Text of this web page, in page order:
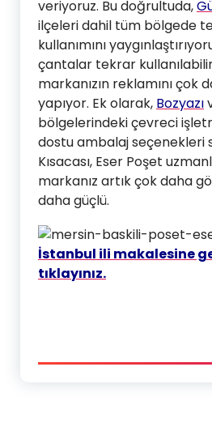
veriyoruz. Bu doğrultuda,
ilçeleri dahil tüm bölgede
kullanımını
çantalar tekrar kullanılabilir
markanızın reklamını çok
yapıyor. Ek olarak, Bozyazı
bölgelerindeki çevreci
dostu ambalaj seçenekleri
Kısacası, Eser Poşet
markanız artık çok daha
daha güçlü.
İstanbul ili makalesine
tıklayınız.